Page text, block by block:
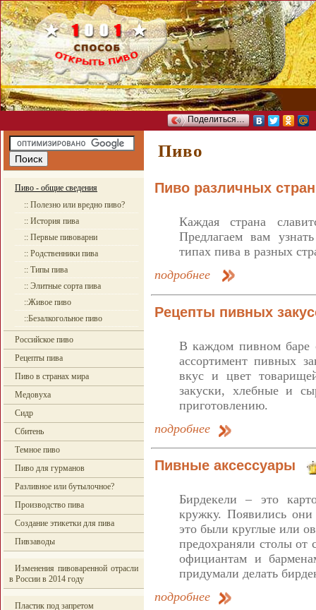
Поделиться…
Пиво - общие сведения
:: Полезно или вредно пиво?
:: История пива
:: Первые пивоварни
:: Родственники пива
:: Типы пива
:: Элитные сорта пива
::Живое пиво
::Безалкогольное пиво
Российское пиво
Рецепты пива
Пиво в странах мира
Медовуха
Сидр
Сбитень
Темное пиво
Пиво для гурманов
Разливное или бутылочное?
Производство пива
Создание этикетки для пива
Пивзаводы
Изменения пивоваренной отрасли
в России в 2014 году
Пластик под запретом
Пиво
Пиво различных
Каждая страна
Предлагаем вам
типах пива в разных
подробнее
Рецепты пивных
В каждом пивном баре
ассортимент пивных
вкус и цвет
закуски, хлебные и
приготовлению.
подробнее
Пивные аксессуары
Бирдекели – это
кружку. Появились
это были круглые или
предохраняли столы от
официантам и
придумали делать
подробнее